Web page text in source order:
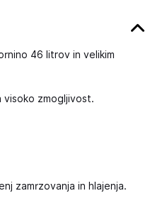
46 litrov in velikim
visoko zmogljivost.
zamrzovanja in hlajenja.